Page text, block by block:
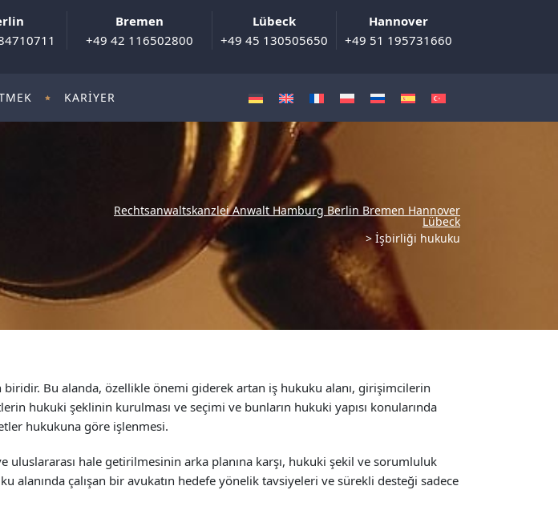
Bremen
+49 42 116502800
Lübeck
+49 45 130505650
Hannover
+49 51 195731660
KARIYER
Rechtsanwaltskanzlei Anwalt Hamburg Berlin Bremen Hannover
Lübeck
>İşbirliği hukuku
Bu alanda, özellikle önemi giderek artan iş hukuku alanı, girişimcilerin
hukuki şeklinin kurulması ve seçimi ve bunların hukuki yapısı konularında
hukukuna göre işlenmesi.
hale getirilmesinin arka planına karşı, hukuki şekil ve sorumluluk
çalışan bir avukatın hedefe yönelik tavsiyeleri ve sürekli desteği sadece